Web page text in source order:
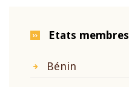
Etats membres
Bénin